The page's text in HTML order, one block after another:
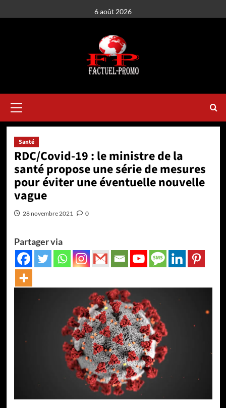
au
6 août 2026
principal
Santé
RDC/Covid-19 : le ministre de la
santé propose une série de mesures
pour éviter une éventuelle nouvelle
vague
28 novembre 2021 0
Partager via